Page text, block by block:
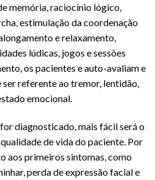
memória, raciocínio lógico,
estimulação da coordenação
e relaxamento,
lúdicas, jogos e sessões
os pacientes e auto-avaliam e
referente ao tremor, lentidão,
emocional.
diagnosticado, mais fácil será o
de vida do paciente. Por
aos primeiros sintomas, como
perda de expressão facial e